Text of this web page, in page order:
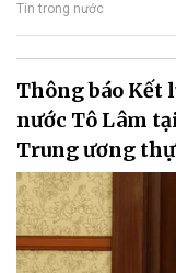
Tin trong nước
Thông báo Kết
nước Tô Lâm
Trung ương